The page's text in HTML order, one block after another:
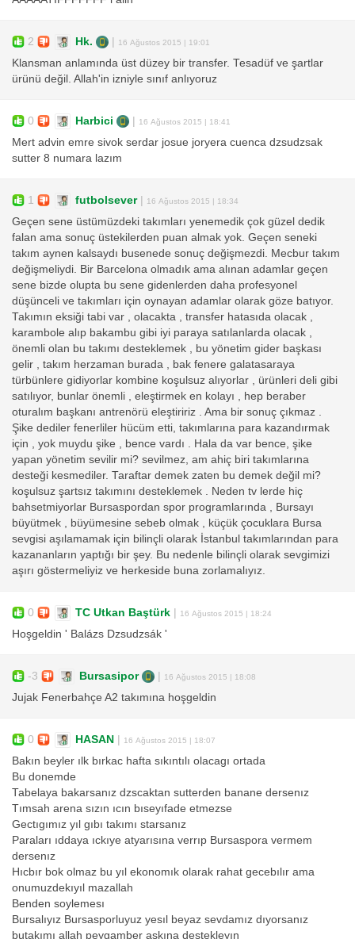
2 Hk. | 16 Ağustos 2015 | 19:01
Klansman anlamında üst düzey bir transfer. Tesadüf ve şartlar
ürünü değil. Allah'in izniyle sınıf anlıyoruz
0 Harbici | 16 Ağustos 2015 | 18:41
Mert advin emre sivok serdar josue joryera cuenca dzsudzsak
sutter 8 numara lazım
1 futbolsever| 16 Ağustos 2015 | 18:34
Geçen sene üstümüzdeki takımları yenemedik çok güzel dedik
falan ama sonuç üstekilerden puan almak yok. Geçen seneki
takım aynen kalsaydı busenede sonuç değişmezdi. Mecbur takım
değişmeliydi. Bir Barcelona olmadık ama alınan adamlar geçen
sene bizde olupta bu sene gidenlerden daha profesyonel
düşünceli ve takımları için oynayan adamlar olarak göze batıyor.
Takımın eksiği tabi var , olacakta , transfer hatasıda olacak ,
karambole alıp bakambu gibi iyi paraya satılanlarda olacak ,
önemli olan bu takımı desteklemek , bu yönetim gider başkası
gelir , takım herzaman burada , bak fenere galatasaraya
türbünlere gidiyorlar kombine koşulsuz alıyorlar , ürünleri deli gibi
satılıyor, bunlar önemli , eleştirmek en kolayı , hep beraber
oturalım başkanı antrenörü eleştiririz . Ama bir sonuç çıkmaz .
Şike dediler fenerliler hücüm etti, takımlarına para kazandırmak
için , yok muydu şike , bence vardı . Hala da var bence, şike
yapan yönetim sevilir mi? sevilmez, am ahiç biri takımlarına
desteği kesmediler. Taraftar demek zaten bu demek değil mi?
koşulsuz şartsız takımını desteklemek . Neden tv lerde hiç
bahsetmiyorlar Bursaspordan spor programlarında , Bursayı
büyütmek , büyümesine sebeb olmak , küçük çocuklara Bursa
sevgisi aşılamamak için bilinçli olarak İstanbul takımlarından para
kazananların yaptığı bir şey. Bu nedenle bilinçli olarak sevgimizi
aşırı göstermeliyiz ve herkeside buna zorlamalıyız.
0 TC Utkan Baştürk | 16 Ağustos 2015 | 18:24
Hoşgeldin ' Balázs Dzsudzsák '
-3 Bursasipor | 16 Ağustos 2015 | 18:08
Jujak Fenerbahçe A2 takımına hoşgeldin
0 HASAN | 16 Ağustos 2015 | 18:07
Bakın beyler ılk bırkac hafta sıkıntılı olacagı ortada
Bu donemde
Tabelaya bakarsanız dzscaktan sutterden banane dersenız
Tımsah arena sızın ıcın bıseyıfade etmezse
Gectıgımız yıl gıbı takımı starsanız
Paraları ıddaya ıckıye atyarısına verrıp Bursaspora vermem
dersenız
Hıcbır bok olmaz bu yıl ekonomık olarak rahat gecebılır ama
onumuzdekıyıl mazallah
Benden soylemesı
Bursalıyız Bursasporluyuz yesıl beyaz sevdamız dıyorsanız
butakımı allah peygamber askına destekleyın